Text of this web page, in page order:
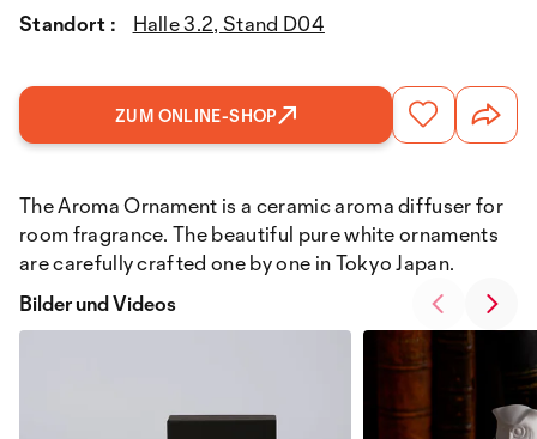
Standort :
Halle 3.2, Stand D04
ZUM ONLINE-SHOP
The Aroma Ornament is a ceramic aroma diffuser for
room fragrance. The beautiful pure white ornaments
are carefully crafted one by one in Tokyo Japan.
Bilder und Videos